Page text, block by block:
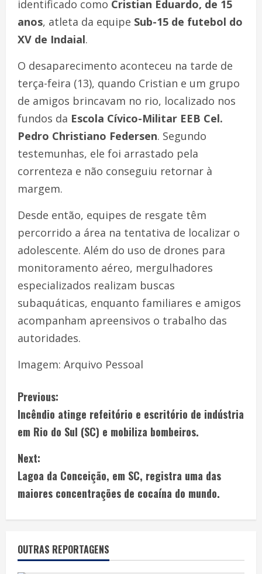
identificado como Cristian Eduardo, de 15
anos, atleta da equipe Sub-15 de futebol do
XV de Indaial.
O desaparecimento aconteceu na tarde de
terça-feira (13), quando Cristian e um grupo
de amigos brincavam no rio, localizado nos
fundos da Escola Cívico-Militar EEB Cel.
Pedro Christiano Federsen. Segundo
testemunhas, ele foi arrastado pela
correnteza e não conseguiu retornar à
margem.
Desde então, equipes de resgate têm
percorrido a área na tentativa de localizar o
adolescente. Além do uso de drones para
monitoramento aéreo, mergulhadores
especializados realizam buscas
subaquáticas, enquanto familiares e amigos
acompanham apreensivos o trabalho das
autoridades.
Imagem: Arquivo Pessoal
Previous:
Incêndio atinge refeitório e escritório de indústria
em Rio do Sul (SC) e mobiliza bombeiros.
Next:
Lagoa da Conceição, em SC, registra uma das
maiores concentrações de cocaína do mundo.
OUTRAS REPORTAGENS